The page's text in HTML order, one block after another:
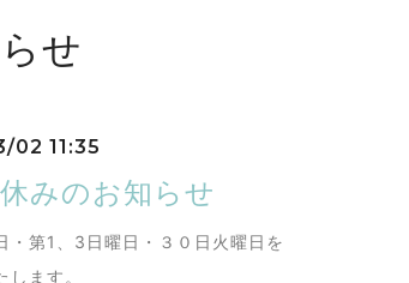
せ
02 11:35
みのお知らせ
・第1、3日曜日・３０日火曜日を
します。